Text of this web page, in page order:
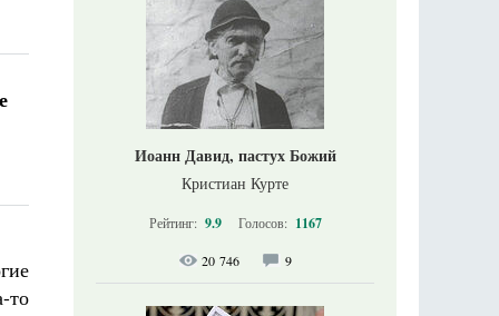
то
Иоанн Давид, пастух Божий
Кристиан Курте
Рейтинг: 9.9 Голосов: 1167
20 746 9